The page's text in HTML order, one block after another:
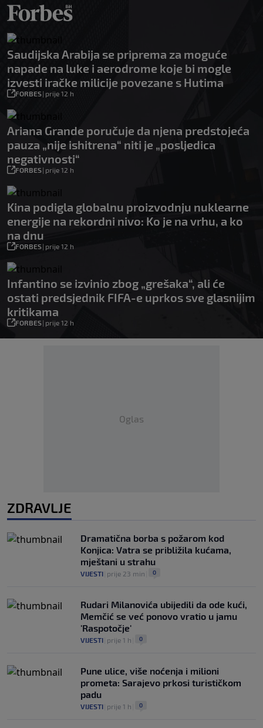
Saudijska Arabija se priprema za moguće
napade na luke i aerodrome koje bi mogle
izvesti iračke milicije povezane s Hutima
FORBES| prije 12 h
Ariana Grande poručuje da njena predstojeća
pauza „nije ishitrena“ niti je „posljedica
negativnosti“
FORBES| prije 12 h
Kina podigla globalnu proizvodnju nuklearne
energije na rekordni nivo: Ko je na vrhu, a ko
na dnu
FORBES| prije 12 h
Infantino se izvinio zbog „grešaka“, ali će
ostati predsjednik FIFA-e uprkos sve glasnijim
kritikama
FORBES| prije 12 h
Oglas
ZDRAVLJE
Dramatična borba s požarom kod
Konjica: Vatra se približila kućama,
mještani u strahu
VIJESTI prije 23 min 0
Rudari Milanovića ubijedili da ode kući,
Memčić se već ponovo vratio u jamu
'Raspotočje'
VIJESTI prije 1 h 0
Pune ulice, više noćenja i milioni
prometa: Sarajevo prkosi turističkom
padu
VIJESTI prije 1 h 0